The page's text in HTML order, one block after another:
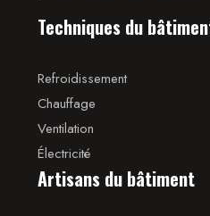
Techniques du
Refroidissement
Chauffage
Ventilation
Électricité
Artisans du bâtiment